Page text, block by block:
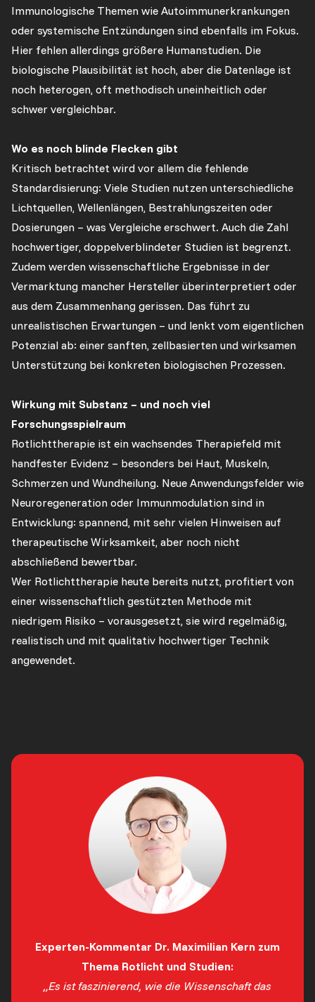
Immunologische Themen wie Autoimmunerkrankungen
oder systemische Entzündungen sind ebenfalls im Fokus.
Hier fehlen allerdings größere Humanstudien. Die
biologische Plausibilität ist hoch, aber die Datenlage ist
noch heterogen, oft methodisch uneinheitlich oder
schwer vergleichbar.
Wo es noch blinde Flecken gibt
Kritisch betrachtet wird vor allem die fehlende
Standardisierung: Viele Studien nutzen unterschiedliche
Lichtquellen, Wellenlängen, Bestrahlungszeiten oder
Dosierungen – was Vergleiche erschwert. Auch die Zahl
hochwertiger, doppelverblindeter Studien ist begrenzt.
Zudem werden wissenschaftliche Ergebnisse in der
Vermarktung mancher Hersteller überinterpretiert oder
aus dem Zusammenhang gerissen. Das führt zu
unrealistischen Erwartungen – und lenkt vom eigentlichen
Potenzial ab: einer sanften, zellbasierten und wirksamen
Unterstützung bei konkreten biologischen Prozessen.
Wirkung mit Substanz – und noch viel
Forschungsspielraum
Rotlichttherapie ist ein wachsendes Therapiefeld mit
handfester Evidenz – besonders bei Haut, Muskeln,
Schmerzen und Wundheilung. Neue Anwendungsfelder wie
Neuroregeneration oder Immunmodulation sind in
Entwicklung: spannend, mit sehr vielen Hinweisen auf
therapeutische Wirksamkeit, aber noch nicht
abschließend bewertbar.
Wer Rotlichttherapie heute bereits nutzt, profitiert von
einer wissenschaftlich gestützten Methode mit
niedrigem Risiko – vorausgesetzt, sie wird regelmäßig,
realistisch und mit qualitativ hochwertiger Technik
angewendet.
Experten-Kommentar Dr. Maximilian Kern zum
Thema Rotlicht und Studien:
„Es ist faszinierend, wie die Wissenschaft das